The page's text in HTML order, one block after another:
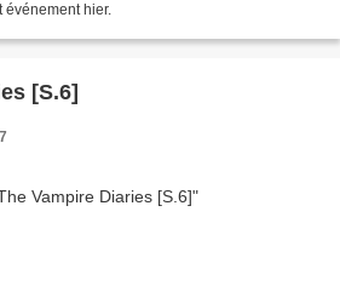
événement hier.
[S.6]